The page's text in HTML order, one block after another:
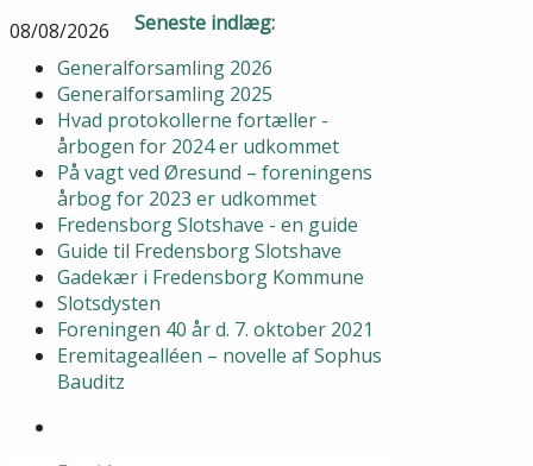
08/08/2026
Seneste indlæg:
Generalforsamling 2026
Generalforsamling 2025
Hvad protokollerne fortæller -
årbogen for 2024 er udkommet
På vagt ved Øresund – foreningens
årbog for 2023 er udkommet
Fredensborg Slotshave - en guide
Guide til Fredensborg Slotshave
Gadekær i Fredensborg Kommune
Slotsdysten
Foreningen 40 år d. 7. oktober 2021
Eremitagealléen – novelle af Sophus
Bauditz